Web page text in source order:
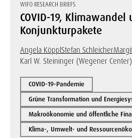
WIFO RESEARCH BRIEFS
COVID-19, Klimawandel
Konjunkturpakete
Angela KöpplStefan Schleicher
Karl W. Steininger (Wegener Center)
COVID-19-Pandemie
Grüne Transformation und
Makroökonomie und öffentliche
Klima-, Umwelt- und